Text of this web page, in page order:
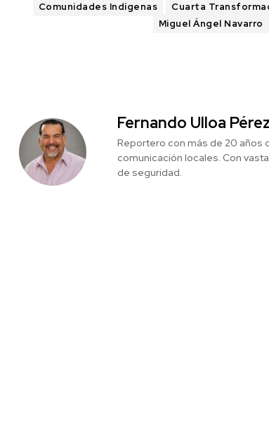
Comunidades Indígenas
Cuarta
Miguel Ángel Navarro
Fernando Ulloa Pérez
Reportero con más de 20 años
comunicación locales. Con
de seguridad.